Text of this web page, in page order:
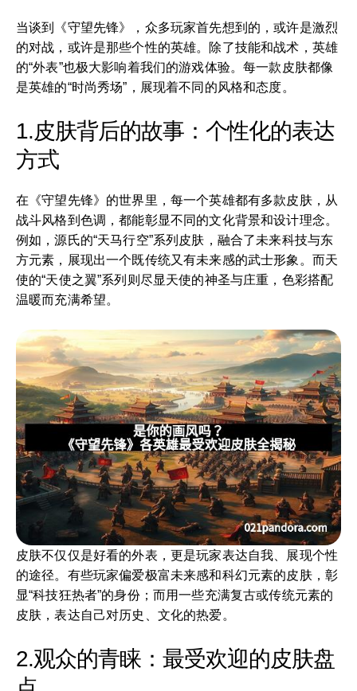
当谈到《守望先锋》，众多玩家首先想到的，或许是激烈
的对战，或许是那些个性的英雄。除了技能和战术，英雄
的“外表”也极大影响着我们的游戏体验。每一款皮肤都像
是英雄的“时尚秀场”，展现着不同的风格和态度。
1.皮肤背后的故事：个性化的表达
方式
在《守望先锋》的世界里，每一个英雄都有多款皮肤，从
战斗风格到色调，都能彰显不同的文化背景和设计理念。
例如，源氏的“天马行空”系列皮肤，融合了未来科技与东
方元素，展现出一个既传统又有未来感的武士形象。而天
使的“天使之翼”系列则尽显天使的神圣与庄重，色彩搭配
温暖而充满希望。
皮肤不仅仅是好看的外表，更是玩家表达自我、展现个性
的途径。有些玩家偏爱极富未来感和科幻元素的皮肤，彰
显“科技狂热者”的身份；而用一些充满复古或传统元素的
皮肤，表达自己对历史、文化的热爱。
2.观众的青睐：最受欢迎的皮肤盘